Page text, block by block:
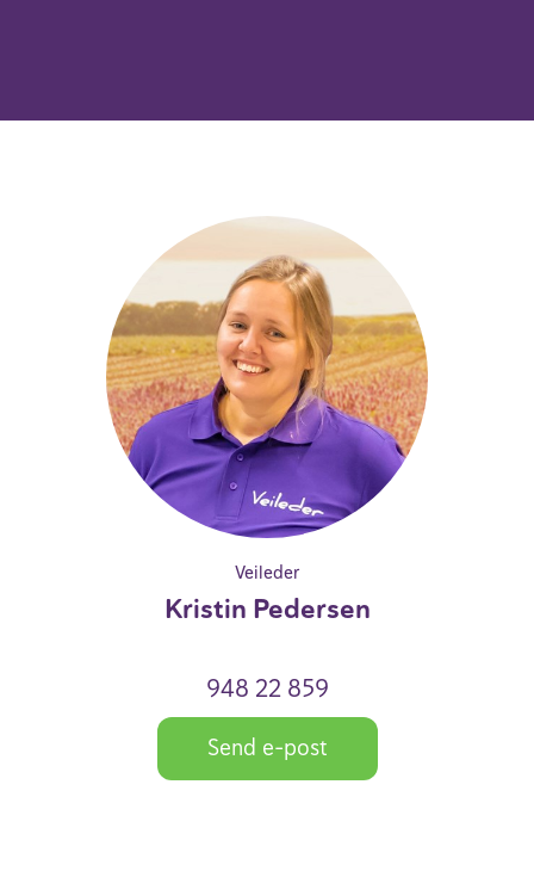
Veileder
Kristin Pedersen
948 22 859
Send e-post